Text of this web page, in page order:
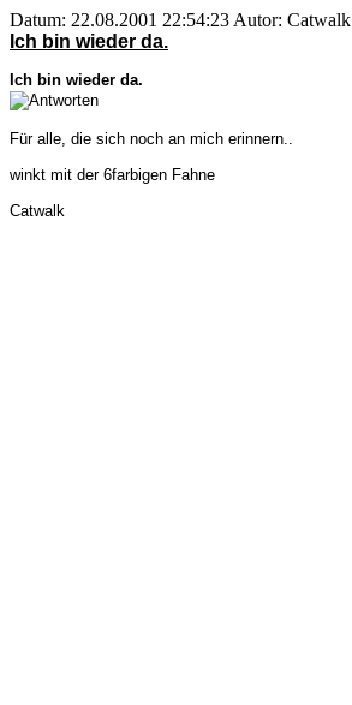
Datum: 22.08.2001 22:54:23 Autor: Catwalk
Ich bin wieder da.
Ich bin wieder da.
Für alle, die sich noch an mich erinnern..
winkt mit der 6farbigen Fahne
Catwalk